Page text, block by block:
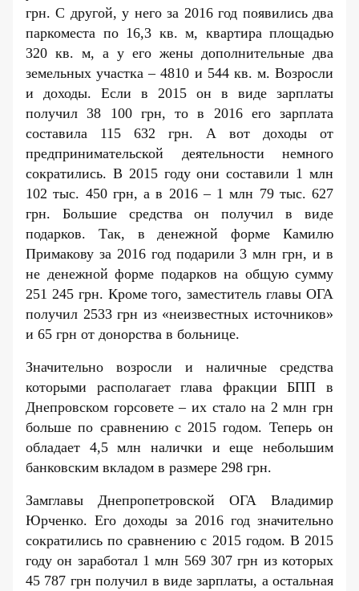
грн. С другой, у него за 2016 год появились два
паркоместа по 16,3 кв. м, квартира площадью
320 кв. м, а у его жены дополнительные два
земельных участка – 4810 и 544 кв. м. Возросли
и доходы. Если в 2015 он в виде зарплаты
получил 38 100 грн, то в 2016 его зарплата
составила 115 632 грн. А вот доходы от
предпринимательской деятельности немного
сократились. В 2015 году они составили 1 млн
102 тыс. 450 грн, а в 2016 – 1 млн 79 тыс. 627
грн. Большие средства он получил в виде
подарков. Так, в денежной форме Камилю
Примакову за 2016 год подарили 3 млн грн, и в
не денежной форме подарков на общую сумму
251 245 грн. Кроме того, заместитель главы ОГА
получил 2533 грн из «неизвестных источников»
и 65 грн от донорства в больнице.
Значительно возросли и наличные средства
которыми располагает глава фракции БПП в
Днепровском горсовете – их стало на 2 млн грн
больше по сравнению с 2015 годом. Теперь он
обладает 4,5 млн налички и еще небольшим
банковским вкладом в размере 298 грн.
Замглавы Днепропетровской ОГА Владимир
Юрченко. Его доходы за 2016 годзначительно
сократились по сравнению с 2015 годом. В 2015
году он заработал 1 млн 569 307 грн из которых
45 787 грн получил в виде зарплаты, а остальная